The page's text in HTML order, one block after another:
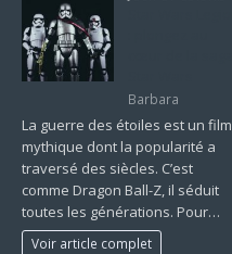
Barbara
La guerre des étoiles est un film
mythique dont la popularité a
traversé des siècles. C’est
comme Dragon Ball-Z, il séduit
toutes les générations. Pour…
Voir article complet